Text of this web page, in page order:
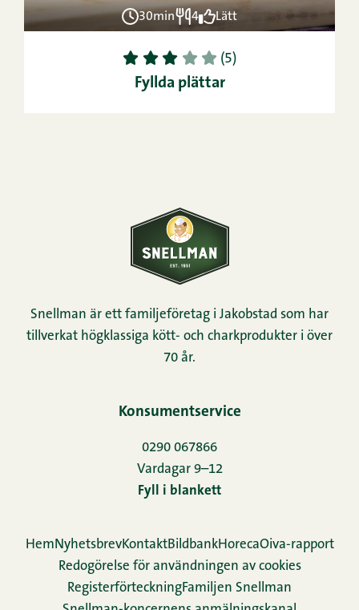
30min 4 Lätt
1 2 3 4 5 (5)
Fyllda plättar
Snellman är ett familjeföretag i Jakobstad som har
tillverkat högklassiga kött- och charkprodukter i över
70 år.
Konsumentservice
0290 067866
Vardagar 9–12
Fyll i blankett
HemNyhetsbrevKontaktBildbankHorecaOiva-rapport
Redogörelse för användningen av cookies
Re­gis­ter­för­teck­ningFamiljen Snellman